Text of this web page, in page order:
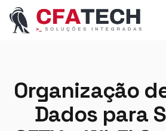
Pular para o conteúdo principal
Organização
Dados para